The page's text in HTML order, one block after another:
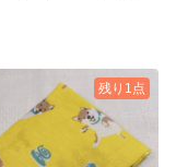
残り1点